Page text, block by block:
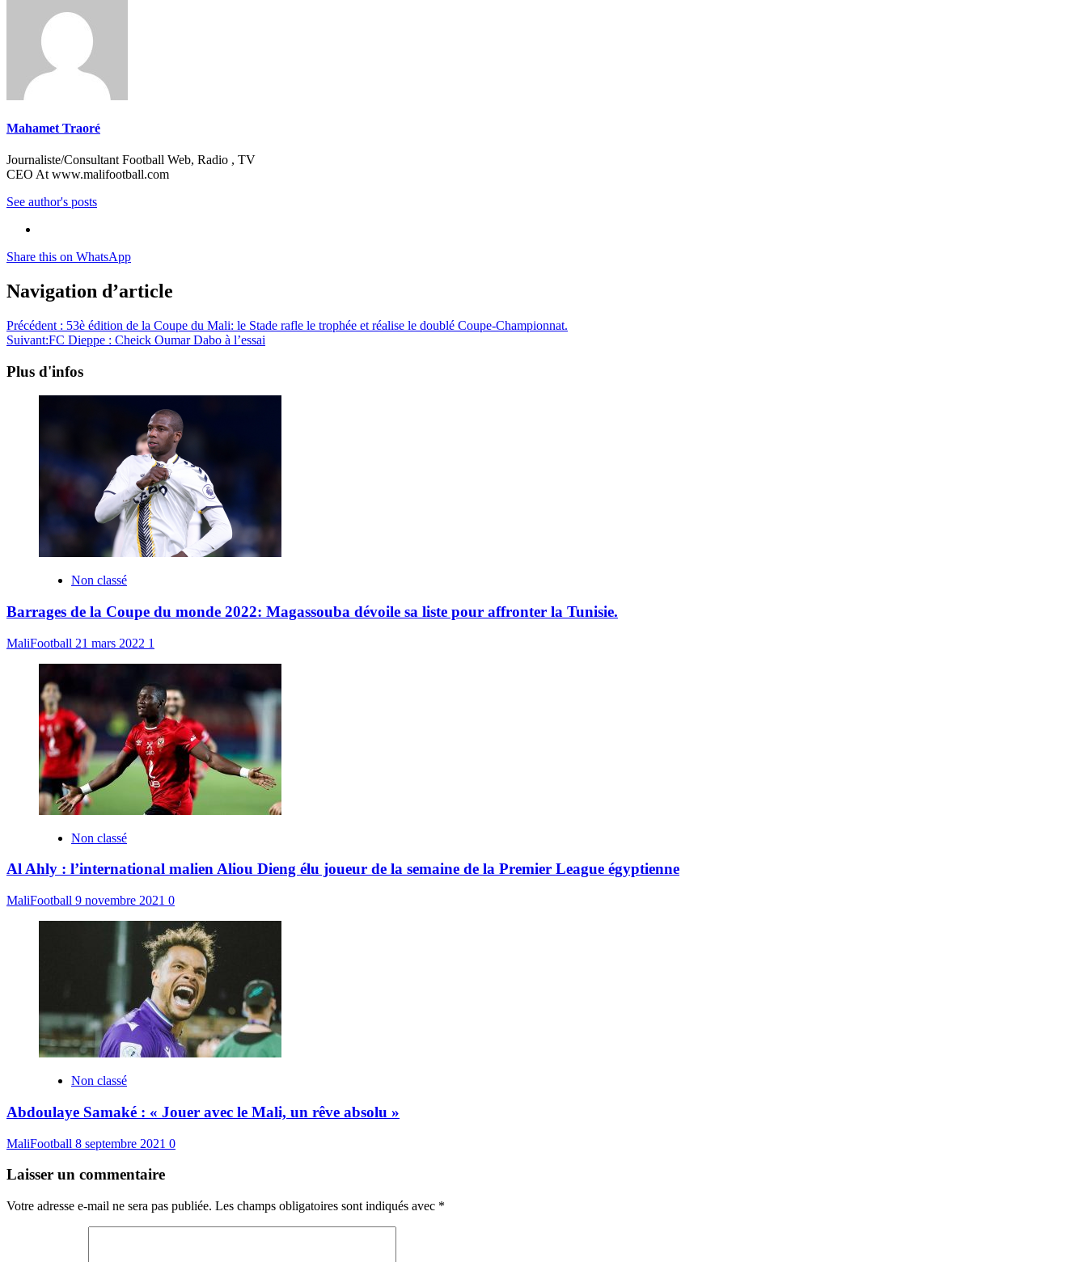
Mahamet Traoré
Journaliste/Consultant Football Web, Radio , TV
CEO At www.malifootball.com
See author's posts
Share this on WhatsApp
Navigation d’article
Précédent : 53è édition de la Coupe du Mali: le Stade rafle le trophée et réalise le doublé Coupe-Championnat.
Suivant:FC Dieppe : Cheick Oumar Dabo à l’essai
Plus d'infos
Non classé
Barrages de la Coupe du monde 2022: Magassouba dévoile sa liste pour affronter la Tunisie.
MaliFootball 21 mars 2022 1
Non classé
Al Ahly : l’international malien Aliou Dieng élu joueur de la semaine de la Premier League égyptienne
MaliFootball 9 novembre 2021 0
Non classé
Abdoulaye Samaké : « Jouer avec le Mali, un rêve absolu »
MaliFootball 8 septembre 2021 0
Laisser un commentaire
Votre adresse e-mail ne sera pas publiée. Les champs obligatoires sont indiqués avec *